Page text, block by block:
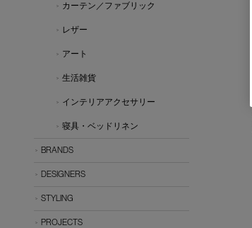
カーテン／ファブリック
レザー
アート
生活雑貨
インテリアアクセサリー
寝具・ベッドリネン
BRANDS
DESIGNERS
STYLING
PROJECTS